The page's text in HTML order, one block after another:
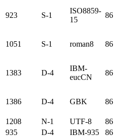
923 S-1
ISO8859-
15
86
1051 S-1 roman8 86
1383 D-4
IBM-
eucCN
86
1386 D-4 GBK 86
1208 N-1 UTF-8 86
935
D-4 IBM-935 86